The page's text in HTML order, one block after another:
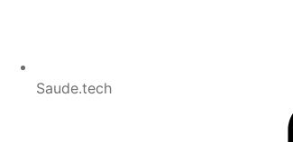
Saude.tech